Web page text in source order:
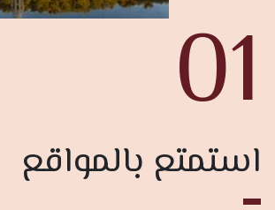
01
استمتع بالمواقع